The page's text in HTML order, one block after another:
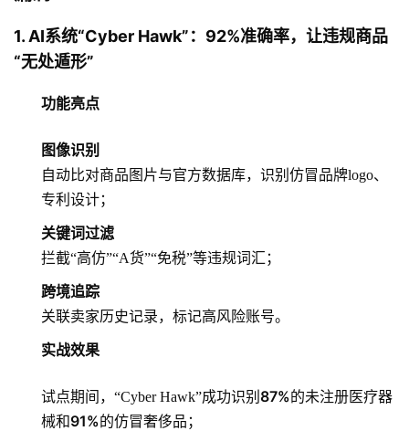
1. AI系统“Cyber Hawk”：92%准确率，让违规商品
“无处遁形”
功能亮点
图像识别
自动比对商品图片与官方数据库，识别仿冒品牌logo、
专利设计；
关键词过滤
拦截“高仿”“A货”“免税”等违规词汇；
跨境追踪
关联卖家历史记录，标记高风险账号。
实战效果
试点期间，“Cyber Hawk”成功识别 87%的未注册医疗器
械和91%的仿冒奢侈品；